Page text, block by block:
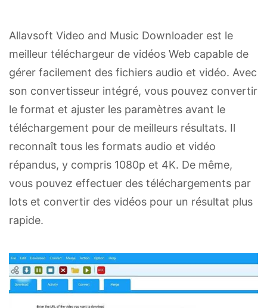
Allavsoft Video and Music Downloader est le
meilleur téléchargeur de vidéos Web capable de
gérer facilement des fichiers audio et vidéo. Avec
son convertisseur intégré, vous pouvez convertir
le format et ajuster les paramètres avant le
téléchargement pour de meilleurs résultats. Il
reconnaît tous les formats audio et vidéo
répandus, y compris 1080p et 4K. De même,
vous pouvez effectuer des téléchargements par
lots et convertir des vidéos pour un résultat plus
rapide.